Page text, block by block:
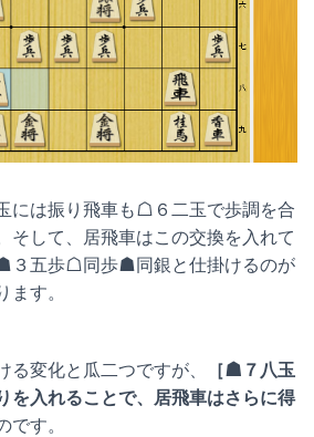
には振り飛車も☖６二玉で歩調を合
そして、居飛車はこの交換を入れて
五歩☖同歩☗同銀と仕掛けるのが
ます。
変化と瓜二つですが、
［☗７八玉
を入れることで、居飛車はさらに得
です。